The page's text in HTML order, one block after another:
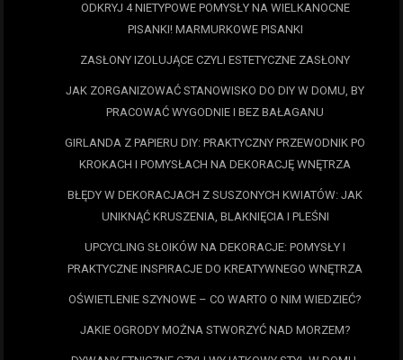
ODKRYJ 4 NIETYPOWE POMYSŁY NA WIELKANOCNE
PISANKI! MARMURKOWE PISANKI
ZASŁONY IZOLUJĄCE CZYLI ESTETYCZNE ZASŁONY
JAK ZORGANIZOWAĆ STANOWISKO DO DIY W DOMU, BY
PRACOWAĆ WYGODNIE I BEZ BAŁAGANU
GIRLANDA Z PAPIERU DIY: PRAKTYCZNY PRZEWODNIK PO
KROKACH I POMYSŁACH NA DEKORACJĘ WNĘTRZA
BŁĘDY W DEKORACJACH Z SUSZONYCH KWIATÓW: JAK
UNIKNĄĆ KRUSZENIA, BLAKNIĘCIA I PLEŚNI
UPCYCLING SŁOIKÓW NA DEKORACJE: POMYSŁY I
PRAKTYCZNE INSPIRACJE DO KREATYWNEGO WNĘTRZA
OŚWIETLENIE SZYNOWE – CO WARTO O NIM WIEDZIEĆ?
JAKIE OGRODY MOŻNA STWORZYĆ NAD MORZEM?